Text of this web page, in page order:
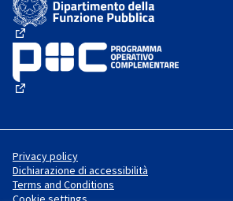
(External link)
Privacy policy
Dichiarazione di accessibilità
Terms and Conditions